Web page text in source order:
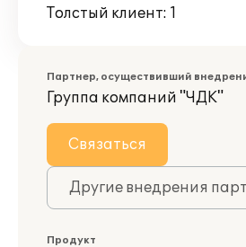
Толстый клиент: 1
Партнер, осуществивший
Группа компаний "ЧДК"
Связаться
Другие внедрения
Продукт